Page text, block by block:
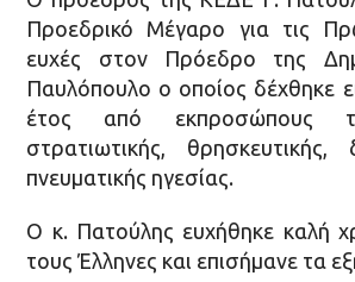
Προεδρικό Μέγαρο για τις
ευχές στον Πρόεδρο της
Παυλόπουλο ο οποίος δέχθηκε
έτος από εκπροσώπους
στρατιωτικής, θρησκευτικής,
πνευματικής ηγεσίας.
Ο κ. Πατούλης ευχήθηκε καλή
τους Έλληνες και επισήμανε τα